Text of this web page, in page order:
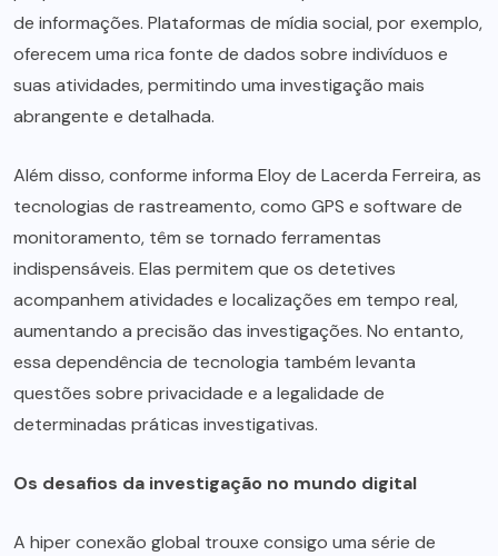
de informações. Plataformas de mídia social, por exemplo,
oferecem uma rica fonte de dados sobre indivíduos e
suas atividades, permitindo uma investigação mais
abrangente e detalhada.
Além disso, conforme informa Eloy de Lacerda Ferreira, as
tecnologias de rastreamento, como GPS e software de
monitoramento, têm se tornado ferramentas
indispensáveis. Elas permitem que os detetives
acompanhem atividades e localizações em tempo real,
aumentando a precisão das investigações. No entanto,
essa dependência de tecnologia também levanta
questões sobre privacidade e a legalidade de
determinadas práticas investigativas.
Os desafios da investigação no mundo digital
A hiper conexão global trouxe consigo uma série de